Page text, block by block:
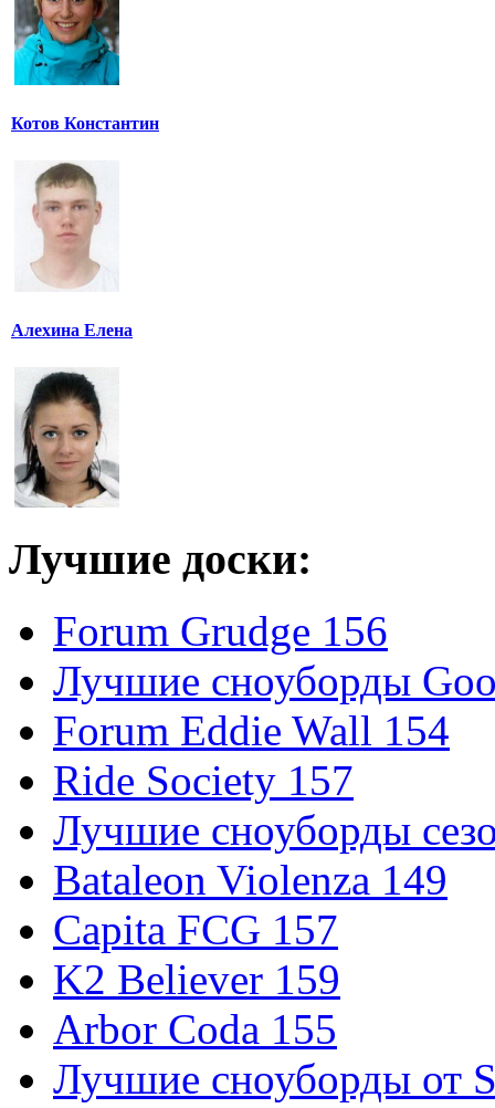
Котов Константин
Алехина Елена
Лучшие доски:
Forum Grudge 156
Лучшие сноуборды
Forum Eddie Wall 154
Ride Society 157
Лучшие сноуборды
Bataleon Violenza 149
Capita FCG 157
K2 Believer 159
Arbor Coda 155
Лучшие сноуборды от